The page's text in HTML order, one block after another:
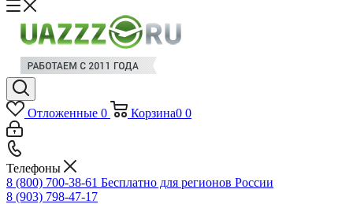
Отложенные 0 Корзина0 0
Телефоны
8 (800) 700-38-61 Бесплатно для регионов России
8 (903) 798-47-17